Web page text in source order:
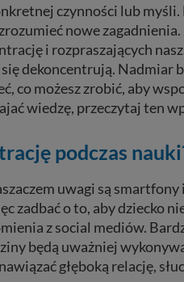
czynności lub
nowe
i rozpraszających
dekoncentrują. Nadmiar
co możesz zrobić, aby
wiedzę, przeczytaj ten
podczas
uwagi są
zadbać o to, aby dziecko
z social mediów.
będą uważniej
głęboką relację,